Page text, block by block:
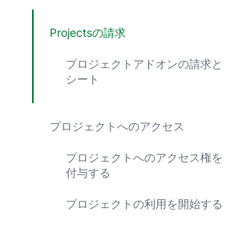
Projectsの請求
プロジェクトアドオンの請求と
シート
プロジェクトへのアクセス
プロジェクトへのアクセス権を
付与する
プロジェクトの利用を開始する